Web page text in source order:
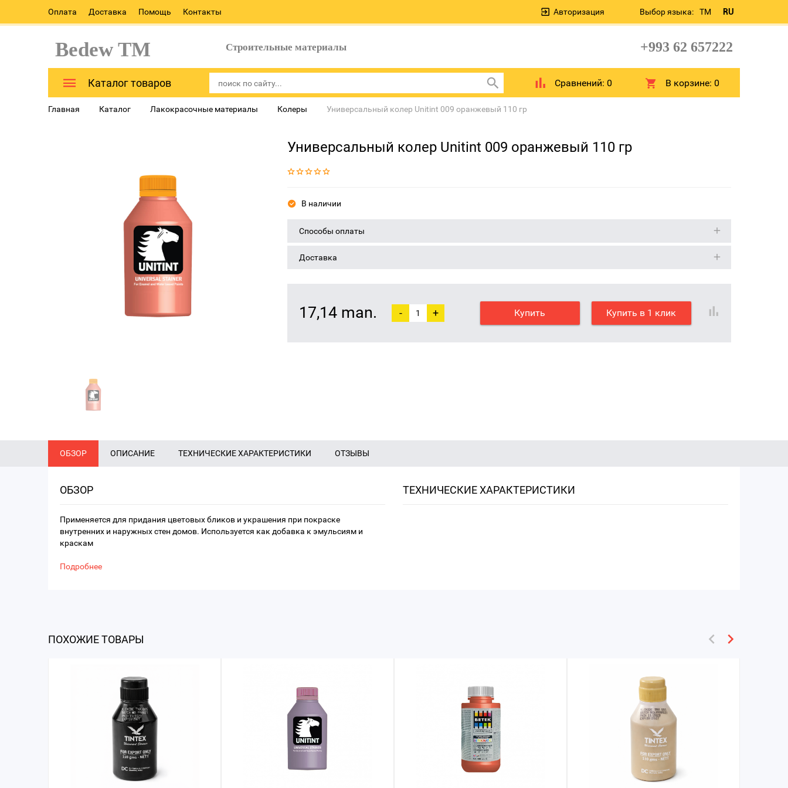
Оплата Доставка Помощь Контакты Выбор языка: TM RU
Авторизация
Bedew TM Строительные материалы +993 62 657222
Каталог товаров Сравнений: 0 В корзине:0
Главная Каталог Лакокрасочные материалы Колеры Универсальный колер Unitint 009 оранжевый 110 гр
Универсальный колер Unitint 009 оранжевый 110 гр
В наличии
Способы оплаты
Доставка
17,14 man. - + Купить Купить в 1 клик
ОБЗОР ОПИСАНИЕ ТЕХНИЧЕСКИЕ ХАРАКТЕРИСТИКИ ОТЗЫВЫ
ОБЗОР
Применяется для придания цветовых бликов и украшения при покраске
внутренних и наружных стен домов. Используется как добавка к эмульсиям и
краскам
Подробнее
ТЕХНИЧЕСКИЕ ХАРАКТЕРИСТИКИ
ПОХОЖИЕ ТОВАРЫ